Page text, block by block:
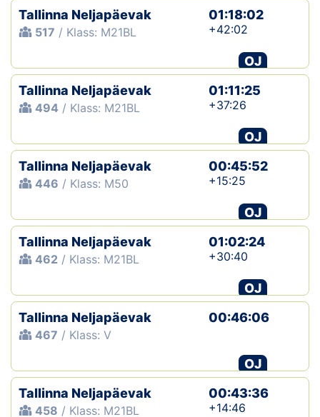
Tallinna Neljapäevak
517 / Klass: M21BL
01:18:02
+42:02
OJ
Tallinna Neljapäevak
494 / Klass: M21BL
01:11:25
+37:26
OJ
Tallinna Neljapäevak
446 / Klass: M50
00:45:52
+15:25
OJ
Tallinna Neljapäevak
462 / Klass: M21BL
01:02:24
+30:40
OJ
Tallinna Neljapäevak
467 / Klass: V
00:46:06
OJ
Tallinna Neljapäevak
458 / Klass: M21BL
00:43:36
+14:46